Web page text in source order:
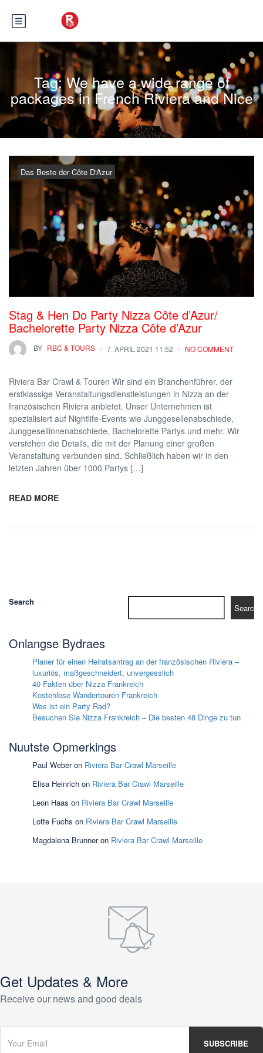
Tag:We have a wide range of
packages in French Riviera and Nice
Das Beste der Côte D'Azur
Stag & Hen Do Party Nizza Côte d’Azur/
Bachelorette Party Nizza Côte d’Azur
BY RBC & TOURS 7. APRIL 2021 11:52 NO COMMENT
Riviera Bar Crawl & Touren Wir sind ein Branchenführer, der
erstklassige Veranstaltungsdienstleistungen in Nizza an der
französischen Riviera anbietet. Unser Unternehmen ist
spezialisiert auf Nightlife-Events wie Junggesellenabschiede,
Junggesellinnenabschiede, Bachelorette Partys und mehr. Wir
verstehen die Details, die mit der Planung einer großen
Veranstaltung verbunden sind. Schließlich haben wir in den
letzten Jahren über 1000 Partys […]
READ MORE
Search
Search
Onlangse Bydraes
Planer für einen Heiratsantrag an der französischen Riviera –
luxuriös, maßgeschneidert, unvergesslich
40 Fakten über Nizza Frankreich
Kostenlose Wandertouren Frankreich
Was ist ein Party Rad?
Besuchen Sie Nizza Frankreich – Die besten 48 Dinge zu tun
Nuutste Opmerkings
Paul Weberon Riviera Bar Crawl Marseille
Elisa Heinrich on Riviera Bar Crawl Marseille
Leon Haas on Riviera Bar Crawl Marseille
Lotte Fuchs on Riviera Bar Crawl Marseille
Magdalena Brunneron Riviera Bar Crawl Marseille
Get Updates & More
Receive our news and good deals